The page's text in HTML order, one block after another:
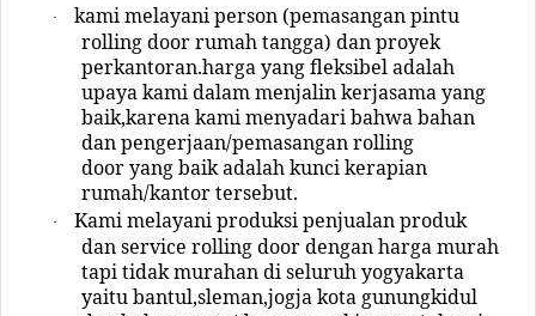
·
kami melayani person (pemasangan pintu
rolling door rumah tangga) dan proyek
perkantoran.harga yang fleksibel adalah
upaya kami dalam menjalin kerjasama yang
baik,karena kami menyadari bahwa bahan
dan pengerjaan/pemasangan rolling
door yang baik adalah kunci kerapian
rumah/kantor tersebut.
·
Kami melayani produksi penjualan produk
dan service rolling door dengan harga murah
tapi tidak murahan di seluruh yogyakarta
yaitu bantul,sleman,jogja kota gunungkidul